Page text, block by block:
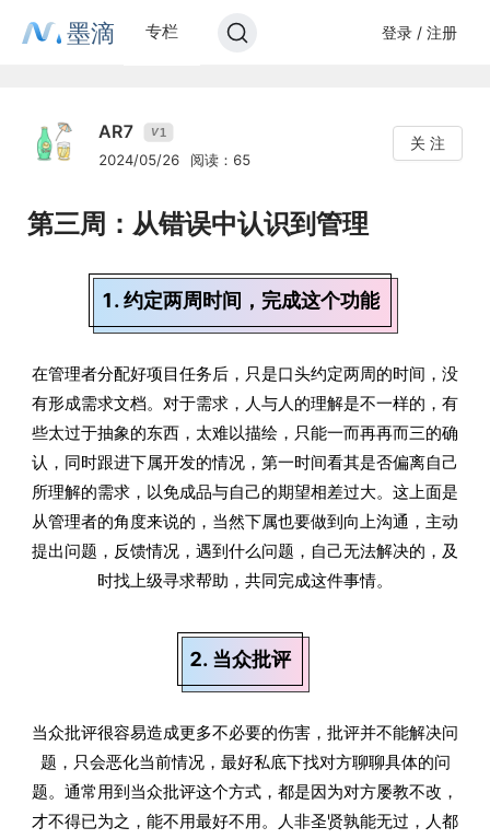
墨滴 专栏 登录 / 注册
AR7 V1
2024/05/26 阅读：65
关 注
第三周：从错误中认识到管理
1. 约定两周时间，完成这个功能
在管理者分配好项目任务后，只是口头约定两周的时间，没
有形成需求文档。对于需求，人与人的理解是不一样的，有
些太过于抽象的东西，太难以描绘，只能一而再再而三的确
认，同时跟进下属开发的情况，第一时间看其是否偏离自己
所理解的需求，以免成品与自己的期望相差过大。这上面是
从管理者的角度来说的，当然下属也要做到向上沟通，主动
提出问题，反馈情况，遇到什么问题，自己无法解决的，及
时找上级寻求帮助，共同完成这件事情。
2. 当众批评
当众批评很容易造成更多不必要的伤害，批评并不能解决问
题，只会恶化当前情况，最好私底下找对方聊聊具体的问
题。通常用到当众批评这个方式，都是因为对方屡教不改，
才不得已为之，能不用最好不用。人非圣贤孰能无过，人都